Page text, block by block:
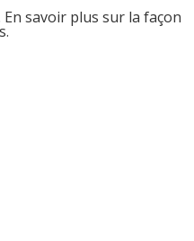
En savoir plus sur la façon
.